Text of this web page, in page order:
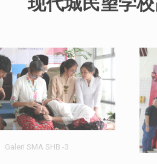
Galeri SMA SHB -3